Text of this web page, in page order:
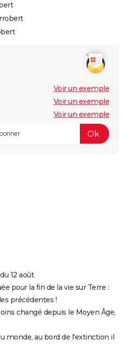
Voir un exemple
Voir un exemple
Voir un exemple
12 août
pour la fin de la vie sur Terre :
précédentes !
changé depuis le Moyen Âge,
monde, au bord de l'extinction il